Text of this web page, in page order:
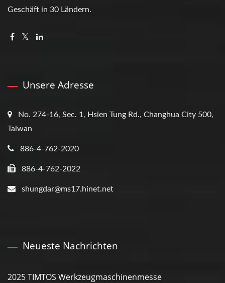
Geschäft in 30 Ländern.
Unsere Adresse
No. 274-16, Sec. 1, Hsien Tung Rd., Changhua City 500,
Taiwan
886-4-762-2020
886-4-762-2022
shungdar@ms17.hinet.net
Neueste Nachrichten
2025 TIMTOS Werkzeugmaschinenmesse